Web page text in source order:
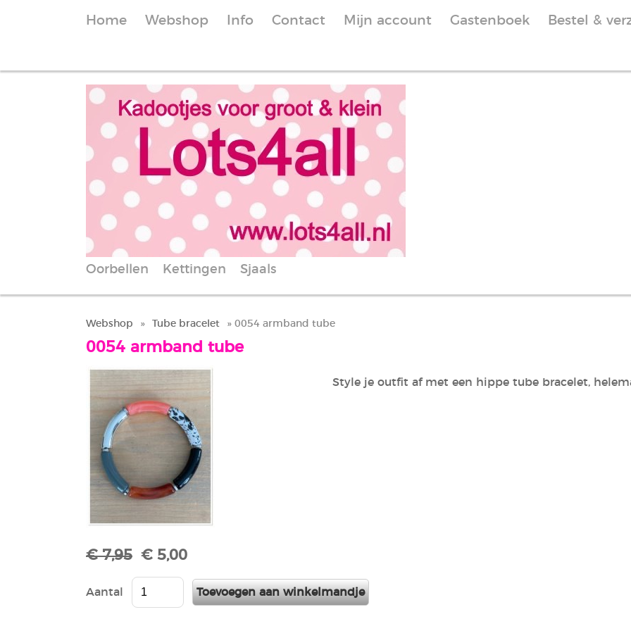
Home Webshop Info Contact Mijn account Gastenboek Bestel &
Oorbellen Kettingen Sjaals
Webshop » Tube bracelet » 0054 armband tube
0054 armband tube
Style je outfit af met een hippe tube bracelet,
€ 7,95 € 5,00
Aantal